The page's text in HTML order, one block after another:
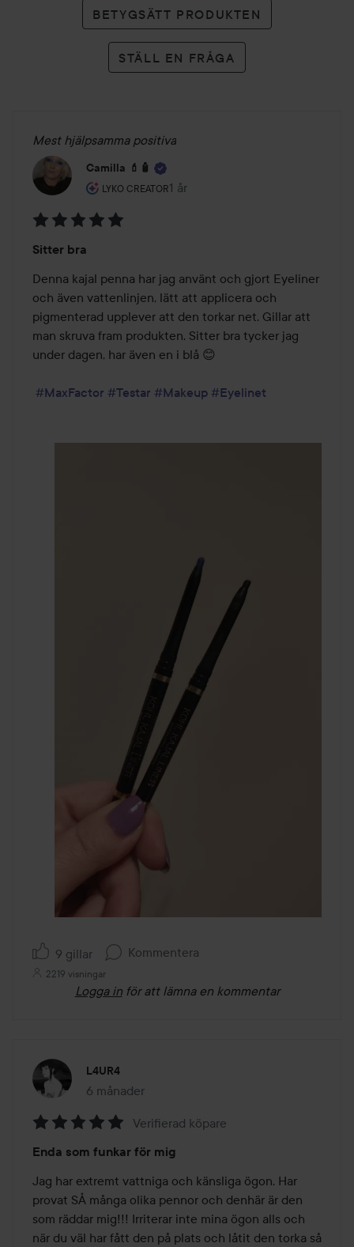
BETYGSÄTT PRODUKTEN
STÄLL EN FRÅGA
Mest hjälpsamma positiva
Camilla 💄🧴
LYKO CREATOR
Användarens roll: Lyko Creator.
1 år
Inlägget skapades 1 år
5
av
5
Sitter bra
Denna kajal penna har jag använt och gjort Eyeliner
och även vattenlinjen, lätt att applicera och
pigmenterad upplever att den torkar net. Gillar att
man skruva fram produkten. Sitter bra tycker jag
under dagen, har även en i blå 😊
#MaxFactor #Testar #Makeup #Eyelinet
9 gillar Kommentera
2219 visningar
Logga in för att lämna en kommentar
L4UR4
6 månader
Inlägget skapades 6 månader
5
av
5
Verifierad köpare
Enda som funkar för mig
Jag har extremt vattniga och känsliga ögon. Har
provat SÅ många olika pennor och denhär är den
som räddar mig!!! Irriterar inte mina ögon alls och
när du väl har fått den på plats och låtit den torka så